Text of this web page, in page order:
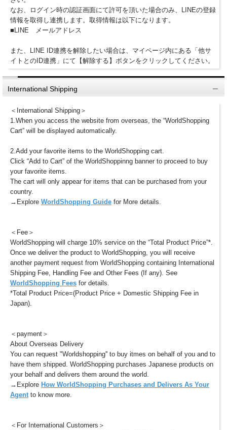
なお、ログイン時の認証画面にて許可を頂いた場合のみ、LINEの登録
情報を取得し連携します。取得情報は以下になります。
■LINE メールアドレス
また、LINE ID連携を解除したい場合は、マイページ内にある「他サ
イトとのID連携」にて【解除する】ボタンをクリックしてください。
International Shipping
＜International Shipping＞
1.When you access the website from overseas, the “WorldShopping
Cart” will be displayed automatically.
2.Add your favorite items to the WorldShopping cart.
Click “Add to Cart” of the WorldShoppinng banner to proceed to buy
your favorite items.
The cart will only appear for items that can be purchased from your
country.
→Explore WorldShopping Guide for More details.
＜Fee＞
WorldShopping will charge 10% service on the “Total Product Price”*.
Once we deliver the product to WorldShopping, you will receive
another payment request from WorldShopping containing International
Shipping Fee, Handling Fee and Other Fees (If any). See
WorldShopping Fees for details.
*Total Product Price=(Product Price + Domestic Shipping Fee in
Japan).
＜payment＞
About Overseas Delivery
You can request "Worldshopping'' to buy itmes on behalf of you and to
have them shipped. WorldShopping purchases Japanese products on
your behalf and delivers them around the world.
→Explore How WorldShopping Purchases and Delivers As Your
Agentto know more.
＜For International Customers＞